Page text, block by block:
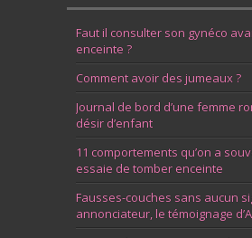
Faut il consulter son gynéco
enceinte ?
Comment avoir des jumeaux ?
Journal de bord d’une femme
désir d’enfant
11 comportements qu’on a
essaie de tomber enceinte
Fausses-couches sans aucun
annonciateur, le témoignage